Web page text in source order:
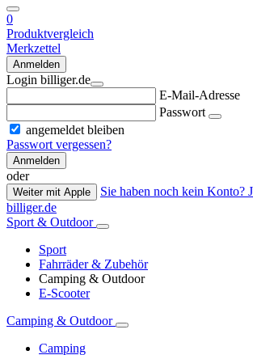
0
Produktvergleich
Merkzettel
Anmelden
Login billiger.de
E-Mail-Adresse
Passwort
angemeldet bleiben
Passwort vergessen?
Anmelden
oder
Weiter mit Apple
Sie haben noch kein Konto?
billiger.de
Sport & Outdoor
Sport
Fahrräder & Zubehör
Camping & Outdoor
E-Scooter
Camping & Outdoor
Camping